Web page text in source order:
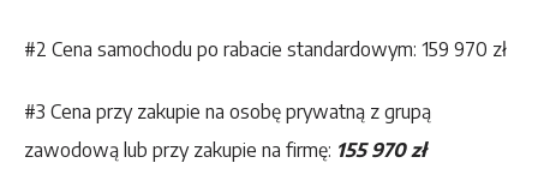
#2 Cena samochodu po rabacie standardowym: 159 970 zł
#3 Cena przy zakupie na osobę prywatną z grupą
zawodową lub przy zakupie na firmę: 155 970 zł